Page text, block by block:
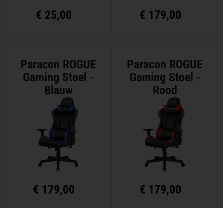
€ 25,00 € 179,00
Paracon ROGUE
Gaming Stoel -
Blauw
€ 179,00
Paracon ROGUE
Gaming Stoel -
Rood
€ 179,00